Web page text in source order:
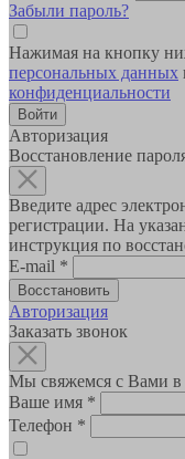
Забыли пароль?
Нажимая на кнопку
персональных данных
конфиденциальности
Авторизация
Восстановление
Введите адрес
регистрации. На
инструкция по
E-mail *
Авторизация
Заказать звонок
Мы свяжемся с Вами в
Ваше имя *
Телефон *